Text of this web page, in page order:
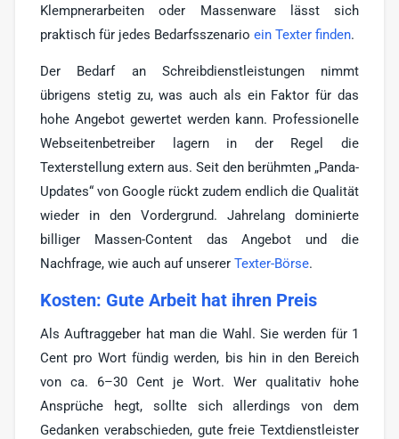
Klempnerarbeiten oder Massenware lässt sich
praktisch für jedes Bedarfsszenario ein Texter finden.
Der Bedarf an Schreibdienstleistungen nimmt
übrigens stetig zu, was auch als ein Faktor für das
hohe Angebot gewertet werden kann. Professionelle
Webseitenbetreiber lagern in der Regel die
Texterstellung extern aus. Seit den berühmten „Panda-
Updates“ von Google rückt zudem endlich die Qualität
wieder in den Vordergrund. Jahrelang dominierte
billiger Massen-Content das Angebot und die
Nachfrage, wie auch auf unserer Texter-Börse.
Kosten: Gute Arbeit hat ihren Preis
Als Auftraggeber hat man die Wahl. Sie werden für 1
Cent pro Wort fündig werden, bis hin in den Bereich
von ca. 6–30 Cent je Wort. Wer qualitativ hohe
Ansprüche hegt, sollte sich allerdings von dem
Gedanken verabschieden, gute freie Textdienstleister